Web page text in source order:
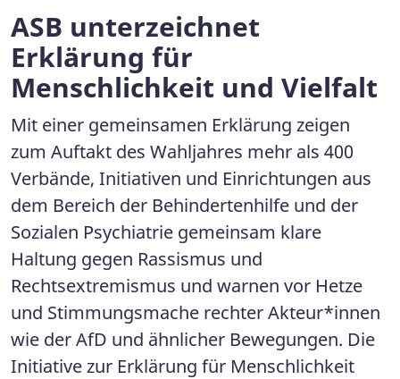
ASB unterzeichnet
Erklärung für
Menschlichkeit und Vielfalt
Mit einer gemeinsamen Erklärung zeigen
zum Auftakt des Wahljahres mehr als 400
Verbände, Initiativen und Einrichtungen aus
dem Bereich der Behindertenhilfe und der
Sozialen Psychiatrie gemeinsam klare
Haltung gegen Rassismus und
Rechtsextremismus und warnen vor Hetze
und Stimmungsmache rechter Akteur*innen
wie der AfD und ähnlicher Bewegungen. Die
Initiative zur Erklärung für Menschlichkeit